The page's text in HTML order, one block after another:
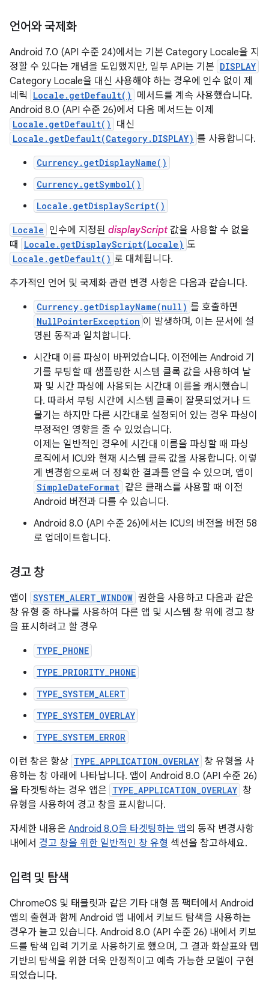
언어와 국제화
Android 7.0 (API 수준 24)에서는 기본 Category Locale을 지
정할 수 있다는 개념을 도입했지만, 일부 API는 기본 DISPLAY
Category Locale을 대신 사용해야 하는 경우에 인수 없이 제
네릭
Locale.getDefault()
메서드를 계속 사용했습니다.
Android 8.0 (API 수준 26)에서 다음 메서드는 이제
Locale.getDefault() 대신
Locale.getDefault(Category.DISPLAY) 를 사용합니다.
Currency.getDisplayName()
Currency.getSymbol()
Locale.getDisplayScript()
Locale 인수에 지정된 displayScript값을 사용할 수 없을
때
Locale.getDisplayScript(Locale) 도
Locale.getDefault() 로 대체됩니다.
추가적인 언어 및 국제화 관련 변경 사항은 다음과 같습니다.
Currency.getDisplayName(null) 를 호출하면
NullPointerException 이 발생하며, 이는 문서에 설
명된 동작과 일치합니다.
시간대 이름 파싱이 바뀌었습니다. 이전에는 Android 기
기를 부팅할 때 샘플링한 시스템 클록 값을 사용하여 날
짜 및 시간 파싱에 사용되는 시간대 이름을 캐시했습니
다. 따라서 부팅 시간에 시스템 클록이 잘못되었거나 드
물기는 하지만 다른 시간대로 설정되어 있는 경우 파싱이
부정적인 영향을 줄 수 있었습니다.
이제는 일반적인 경우에 시간대 이름을 파싱할 때 파싱
로직에서 ICU와 현재 시스템 클록 값을 사용합니다. 이렇
게 변경함으로써 더 정확한 결과를 얻을 수 있으며, 앱이
SimpleDateFormat 같은 클래스를 사용할 때 이전
Android 버전과 다를 수 있습니다.
Android 8.0 (API 수준 26)에서는 ICU의 버전을 버전 58
로 업데이트합니다.
경고 창
앱이 SYSTEM_ALERT_WINDOW 권한을 사용하고 다음과 같은
창 유형 중 하나를 사용하여 다른 앱 및 시스템 창 위에 경고 창
을 표시하려고 할 경우
TYPE_PHONE
TYPE_PRIORITY_PHONE
TYPE_SYSTEM_ALERT
TYPE_SYSTEM_OVERLAY
TYPE_SYSTEM_ERROR
이런 창은 항상 TYPE_APPLICATION_OVERLAY 창 유형을 사
용하는 창 아래에 나타납니다. 앱이 Android 8.0 (API 수준 26)
을 타겟팅하는 경우 앱은 TYPE_APPLICATION_OVERLAY 창
유형을 사용하여 경고 창을 표시합니다.
자세한 내용은 Android 8.0을 타겟팅하는 앱의 동작 변경사항
내에서 경고 창을 위한 일반적인 창 유형 섹션을 참고하세요.
입력 및 탐색
ChromeOS 및 태블릿과 같은 기타 대형 폼 팩터에서 Android
앱의 출현과 함께 Android 앱 내에서 키보드 탐색을 사용하는
경우가 늘고 있습니다. Android 8.0 (API 수준 26) 내에서 키보
드를 탐색 입력 기기로 사용하기로 했으며, 그 결과 화살표와 탭
기반의 탐색을 위한 더욱 안정적이고 예측 가능한 모델이 구현
되었습니다.